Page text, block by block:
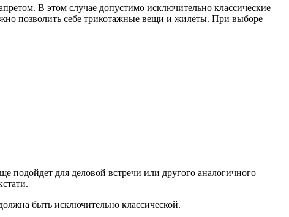
В этом случае допустимо исключительно классические
позволить себе трикотажные вещи и жилеты. При выборе
подойдет для деловой встречи или другого аналогичного
быть исключительно классической.